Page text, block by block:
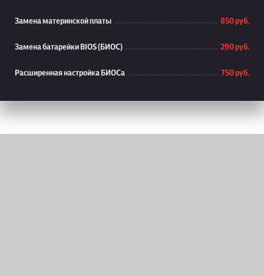
Замена материнской платы 850 руб.
Замена батарейки BIOS (БИОС) 290 руб.
Расширенная настройка БИОСа 750 руб.